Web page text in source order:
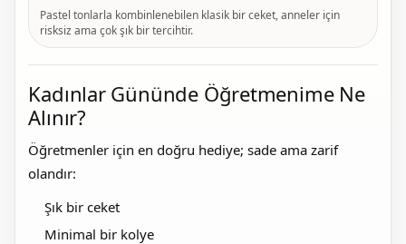
Pastel tonlarla kombinlenebilen klasik bir ceket, anneler için
risksiz ama çok şık bir tercihtir.
Kadınlar Gününde Öğretmenime Ne
Alınır?
Öğretmenler için en doğru hediye; sade ama zarif
olandır:
Şık bir ceket
Minimal bir kolye